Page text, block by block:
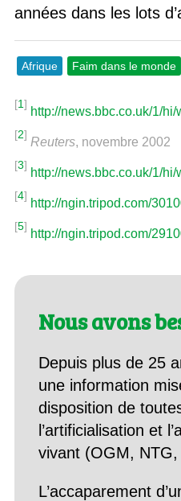
années dans les lots
Afrique Faim dans le monde
[1]
http://news.bbc.co.uk/1/
[2]
Reuters, novembre 2002
[3]
http://news.bbc.co.uk/1/
[4]
http://ngin.tripod.com/
[5]
http://ngin.tripod.com/
Nous avons
Depuis plus de 25
une information
disposition de
l’artificialisation et
vivant (OGM,
L’accaparement